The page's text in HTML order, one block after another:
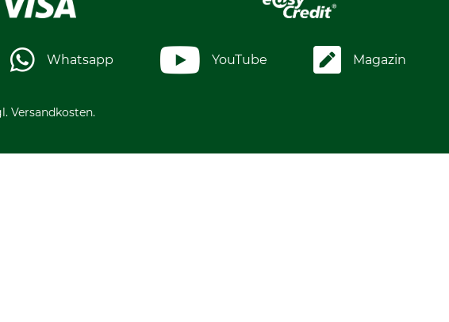
Whatsapp YouTube Magazin
Versandkosten.